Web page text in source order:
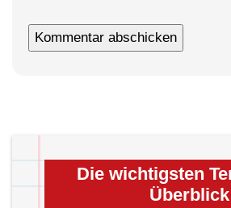
Die wichtigsten
Überblick